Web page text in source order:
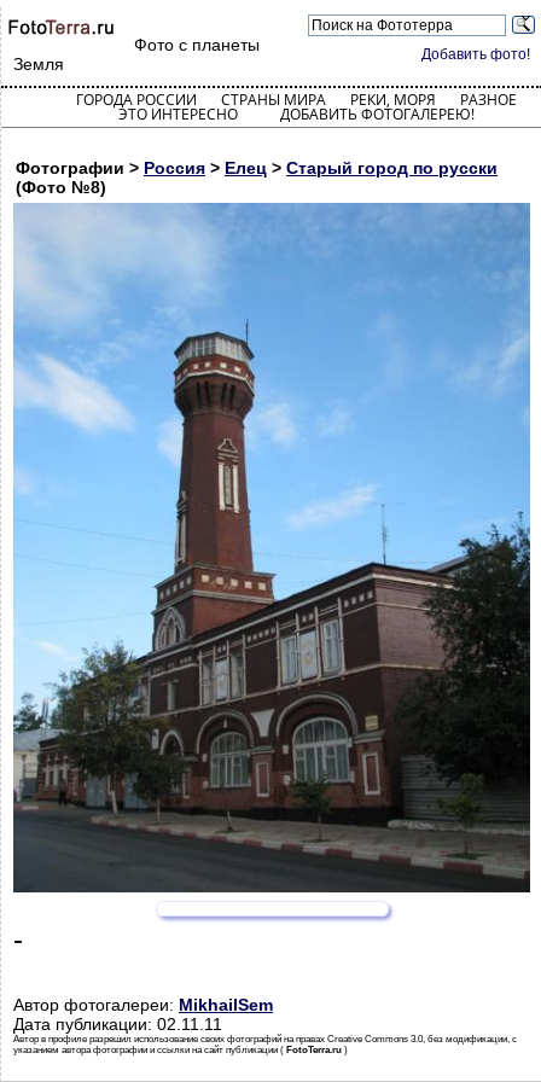
Добавить фото!
Фото с планеты
Земля
ГОРОДА РОССИИ СТРАНЫ МИРА РЕКИ, МОРЯ РАЗНОЕ
ЭТО ИНТЕРЕСНО ДОБАВИТЬ ФОТОГАЛЕРЕЮ!
Фотографии > Россия > Елец > Старый город по русски
(Фото №8)
-
Автор фотогалереи: MikhailSem
Дата публикации: 02.11.11
Автор в профиле разрешил использование своих фотографий на правах Creative Commons 3.0, без модификации, с
указанием автора фотографии и ссылки на сайт публикации ( FotoTerra.ru )